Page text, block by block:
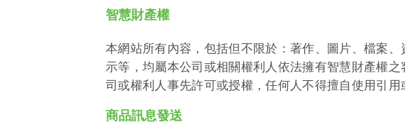
智慧財產權
本網站所有內容，包括但不限於：著作、圖片、檔案
示等，均屬本公司或相關權利人依法擁有智慧財產權
司或權利人事先許可或授權，任何人不得擅自使用引用
商品訊息發送